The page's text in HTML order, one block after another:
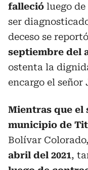
falleció luego
ser
deceso se reportó
septiembre del
ostenta la
encargo el señor
Mientras que el
municipio de
Bolívar Colorado,
abril del 2021,